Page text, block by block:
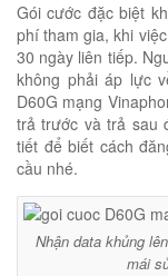
Gói cước đặc biệt
phí tham gia, khi
30 ngày liên tiếp.
không phải áp lực
D60G mạng
trả trước và trả sau
tiết để biết cách
cầu nhé.
Nhận data khủng
mái